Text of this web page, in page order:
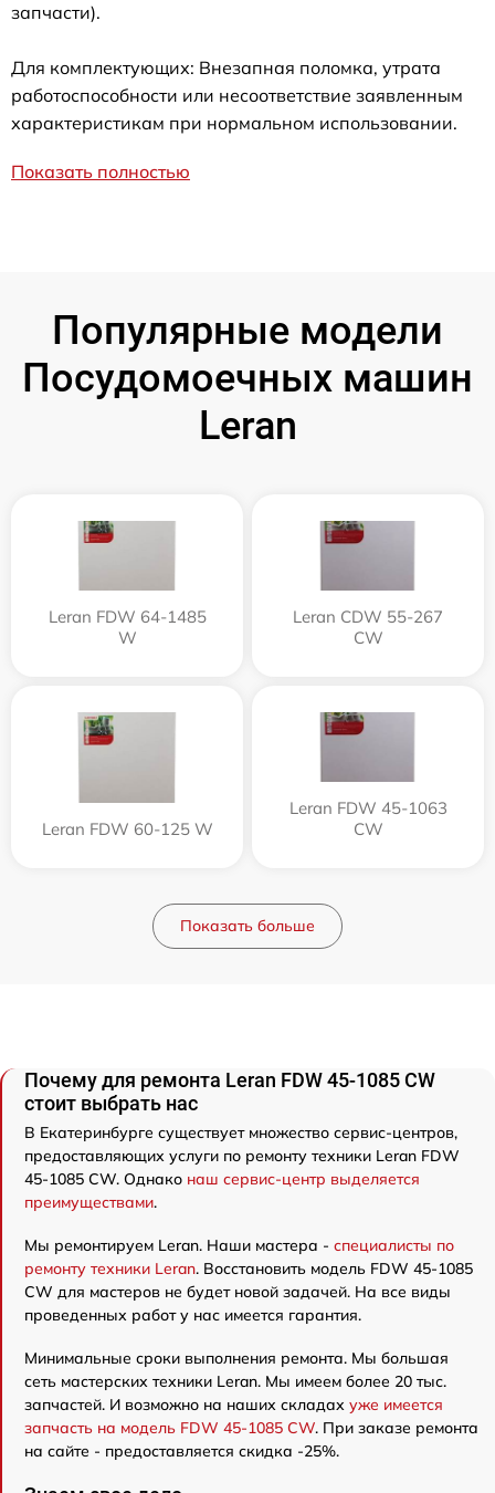
запчасти).
Для комплектующих: Внезапная поломка, утрата
работоспособности или несоответствие заявленным
характеристикам при нормальном использовании.
Показать полностью
Популярные модели
Посудомоечных машин
Leran
Leran FDW 64-1485
W
Leran CDW 55-267
CW
Leran FDW 60-125 W
Leran FDW 45-1063
CW
Показать больше
Почему для ремонта Leran FDW 45-1085 CW
стоит выбрать нас
В Екатеринбурге существует множество сервис-центров,
предоставляющих услуги по ремонту техники Leran FDW
45-1085 CW. Однако наш сервис-центр выделяется
преимуществами.
Мы ремонтируем Leran. Наши мастера - специалисты по
ремонту техники Leran. Восстановить модель FDW 45-1085
CW для мастеров не будет новой задачей. На все виды
проведенных работ у нас имеется гарантия.
Минимальные сроки выполнения ремонта. Мы большая
сеть мастерских техники Leran. Мы имеем более 20 тыс.
запчастей. И возможно на наших складах уже имеется
запчасть на модель FDW 45-1085 CW. При заказе ремонта
на сайте - предоставляется скидка -25%.